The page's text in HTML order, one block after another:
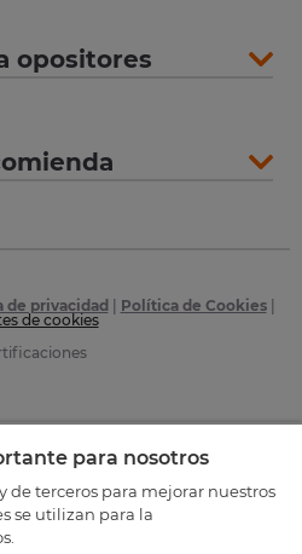
opositores
de privacidad Política de Cookies|
de cookies
para nosotros
de terceros para mejorar nuestros
se utilizan para la